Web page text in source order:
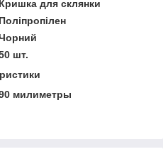
Кришка для склянки
Поліпропілен
шт.
милиметры